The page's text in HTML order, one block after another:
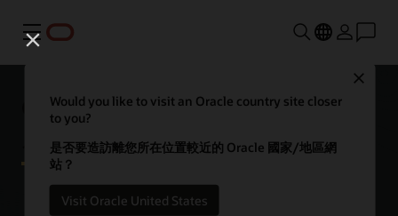
功能表
Would you like to visit an Oracle country site closer
to you?
是否要造訪離您所在位置較近的 Oracle 國家/地區網
站？
Visit Oracle United States
Oracle Autonomous AI Database
入門
免費試用自治式 AI 資料庫